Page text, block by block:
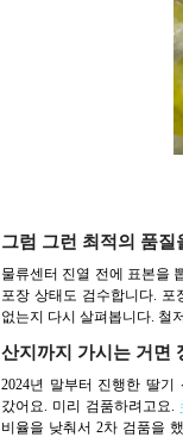
그럼 그런 최적의 품
물류센터 진열 전에 표본을
포장 상태도 검수합니다.
없는지 다시 살펴봅니다. 철
산지까지 가시는 거면
2024년 말부터 진행한 딸
갔어요. 미리 검품하려고요.
비율을 낮춰서 2차 검품을